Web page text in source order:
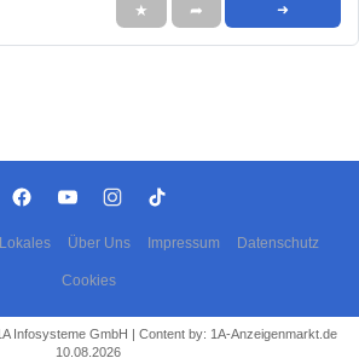
★ ➦ ➜
Lokales Über Uns Impressum Datenschutz
Cookies
Infosysteme GmbH | Content by: 1A-Anzeigenmarkt.de
10.08.2026